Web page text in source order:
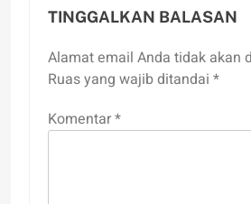
TINGGALKAN BALASAN
Alamat email Anda tidak akan
Ruas yang wajib ditandai *
Komentar*